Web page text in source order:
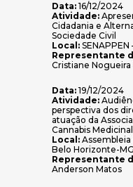
Data: 16/12/2024
Atividade:
Cidadania e
Sociedade Civil
Local: SENAPPEN
Representante
Cristiane Nogueira
Data: 19/12/2024
Atividade:
perspectiva dos
atuação da
Cannabis
Local: Assembleia
Belo Horizonte-MG
Representante
Anderson Matos